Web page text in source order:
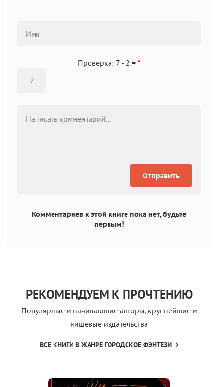
Проверка: 7 - 2 = *
Отправить
Комментариев к этой книге пока нет, будьте
первым!
РЕКОМЕНДУЕМ К ПРОЧТЕНИЮ
Популярные и начинающие авторы, крупнейшие и
нишевые издательства
ВСЕ КНИГИ В ЖАНРЕ ГОРОДСКОЕ ФЭНТЕЗИ